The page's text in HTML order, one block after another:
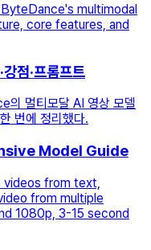
multimodal
core features, and
점·프롬프트
멀티모달 AI 영상 모델
번에 정리했다.
Model Guide
videos from text,
from multiple
1080p, 3-15 second